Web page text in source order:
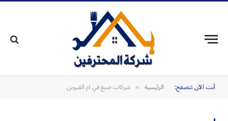
أنت الآن تتصفح: الرئيسية » شركات صبغ في ام القيوين